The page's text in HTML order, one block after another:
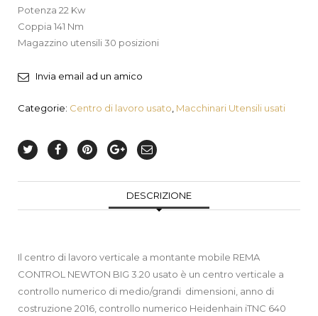
Potenza 22 Kw
Coppia 141 Nm
Magazzino utensili 30 posizioni
Invia email ad un amico
Categorie: Centro di lavoro usato Macchinari Utensili usati
DESCRIZIONE
Il centro di lavoro verticale a montante mobile REMA
CONTROL NEWTON BIG 3.20 usato è un centro verticale a
controllo numerico di medio/grandi dimensioni, anno di
costruzione 2016, controllo numerico Heidenhain iTNC 640